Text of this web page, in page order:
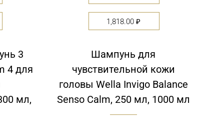
3
4 для
мл,
1,818.00 ₽
Шампунь для
чувствительной кожи
головы Wella Invigo Balance
Senso Calm, 250 мл, 1000 мл